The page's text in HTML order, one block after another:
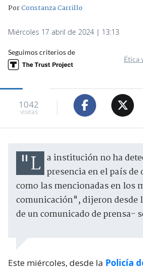
PorConstanza Carrillo
Miércoles 17 abril de 2024 | 13:13
Seguimos criterios de
Ética
1042
visitas
"La institución no ha detectado la presencia en el país de
como las mencionadas en los
comunicación", dijeron desde
de un comunicado de prensa-
Este miércoles, desde la Policía